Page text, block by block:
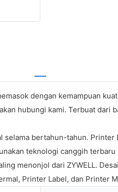
dengan kemampuan
hubungi kami. Terbuat dari
bertahun-tahun.
teknologi canggih
menonjol dari ZYWELL.
Printer Label, dan Printer